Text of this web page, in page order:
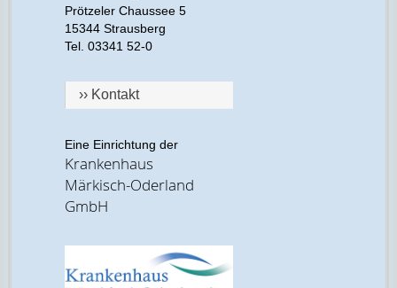
Prötzeler Chaussee 5
15344 Strausberg
Tel. 03341 52-0
›› Kontakt
Eine Einrichtung der
Krankenhaus
Märkisch-Oderland
GmbH